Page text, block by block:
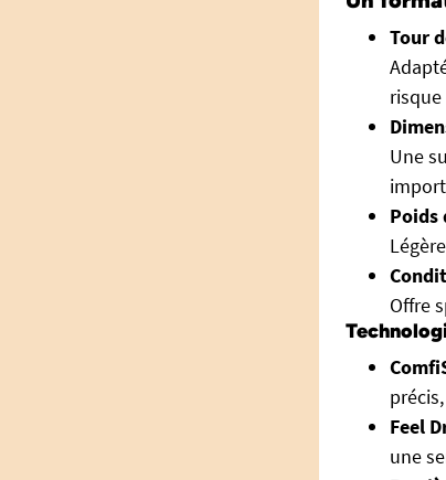
Tour
Une
Poids
Offre
Feel
une